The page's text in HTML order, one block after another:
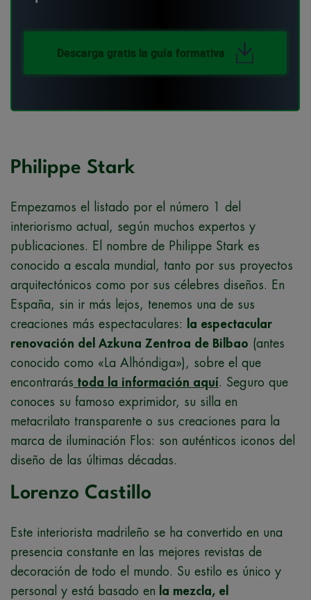
Descarga gratis la guía formativa
Philippe Stark
Empezamos el listado por el número 1 del
interiorismo actual, según muchos expertos y
publicaciones. El nombre de Philippe Stark es
conocido a escala mundial, tanto por sus proyectos
arquitectónicos como por sus célebres diseños. En
España, sin ir más lejos, tenemos una de sus
creaciones más espectaculares:
la espectacular
renovación del Azkuna Zentroa de Bilbao (antes
conocido como «La Alhóndiga»), sobre el que
encontrarás toda la información aquí. Seguro que
conoces su famoso exprimidor, su silla en
metacrilato transparente o sus creaciones para la
marca de iluminación Flos: son auténticos iconos del
diseño de las últimas décadas.
Lorenzo Castillo
Este interiorista madrileño se ha convertido en una
presencia constante en las mejores revistas de
decoración de todo el mundo. Su estilo es único y
personal y está basado en la mezcla, el